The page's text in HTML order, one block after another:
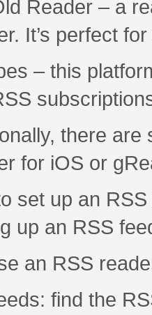
Reader – a
It’s perfect
– this
there
for iOS or
set up an RSS
up an RSS
an RSS
find the